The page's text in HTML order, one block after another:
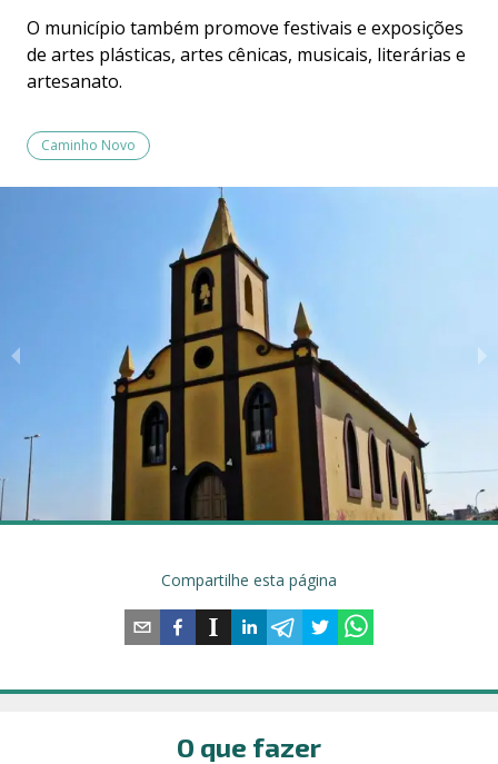
O município também promove festivais e exposições
de artes plásticas, artes cênicas, musicais, literárias e
artesanato.
Caminho Novo
Compartilhe esta página
O que fazer